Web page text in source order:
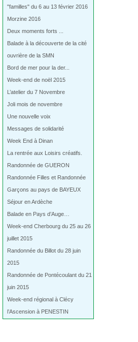
"familles" du 6 au 13 février 2016
Morzine 2016
Deux moments forts ...
Balade à la découverte de la cité
ouvrière de la SMN
Bord de mer pour la der...
Week-end de noël 2015
L’atelier du 7 Novembre
Joli mois de novembre
Une nouvelle voix
Messages de solidarité
Week End à Dinan
La rentrée aux Loisirs créatifs.
Randonnée de GUERON
Randonnée Filles et Randonnée
Garçons au pays de BAYEUX
Séjour en Ardèche
Balade en Pays d’Auge…
Week-end Cherbourg du 25 au 26
juillet 2015
Randonnée du Billot du 28 juin
2015
Randonnée de Pontécoulant du 21
juin 2015
Week-end régional à Clécy
l’Ascension à PENESTIN